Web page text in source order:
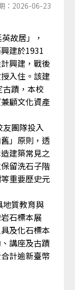
：2026-06-23
故居」，
建於1931
興建，戰後
入住。該建
蹟，本校
顧文化資產
團隊投入
」原則，透
建築常見之
留洗石子階
重要歷史元
地質教育與
石標本展
及化石標本
講座及古蹟
計逾新臺幣